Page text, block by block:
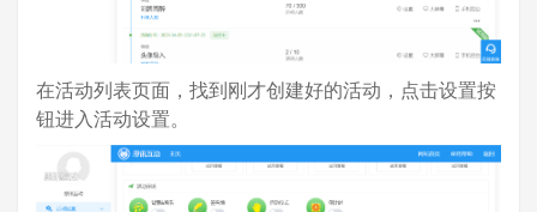
在活动列表页面，找到刚才创建好的活动，点击设置按
钮进入活动设置。